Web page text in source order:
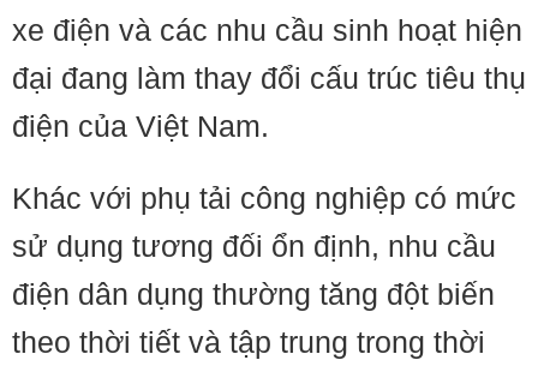
xe điện và các nhu cầu sinh hoạt hiện
đại đang làm thay đổi cấu trúc tiêu thụ
điện của Việt Nam.
Khác với phụ tải công nghiệp có mức
sử dụng tương đối ổn định, nhu cầu
điện dân dụng thường tăng đột biến
theo thời tiết và tập trung trong thời